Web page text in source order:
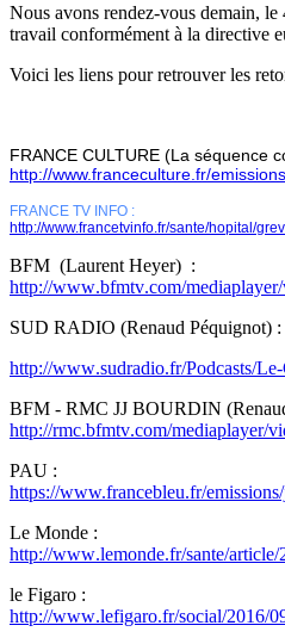
Nous avons rendez-vous demain, le
travail conformément à la directive
Voici les liens pour retrouver les
FRANCE CULTURE (La séquence
http://www.franceculture.fr/
FRANCE TV INFO :
http://www.francetvinfo.fr/sante/hopital/
BFM (Laurent Heyer) :
http://www.bfmtv.com/mediaplayer/
SUD RADIO (Renaud Péquignot) :
http://www.sudradio.fr/Podcasts/
BFM - RMC JJ BOURDIN
http://rmc.bfmtv.com/mediaplayer/
PAU :
https://www.francebleu.fr/
Le Monde :
http://www.lemonde.fr/sante/article/
le Figaro :
http://www.lefigaro.fr/social/2016/